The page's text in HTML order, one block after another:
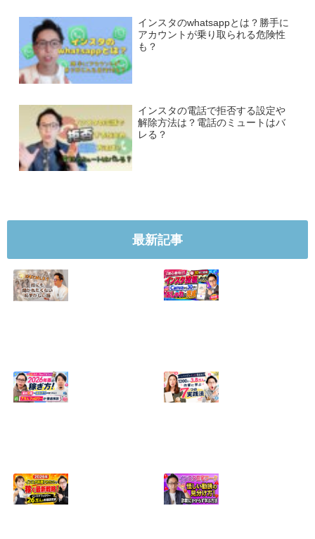
インスタのwhatsappとは？勝手に
アカウントが乗り取られる危険性
も？
インスタの電話で拒否する設定や
解除方法は？電話のミュートはバ
レる？
最新記事
たくなかった、僕
のいちばん恥ずか
しい話
方！Canvaなら30
分でおしゃれに完
成
版の稼ぎ方！案件
5種や撮影許可の
取り方まで7万人
1200人→3.8万人
の作家に学ぶ7つ
の実践法